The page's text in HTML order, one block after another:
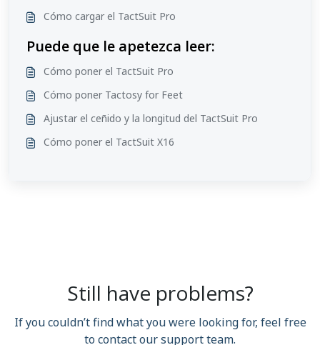
Cómo cargar el TactSuit Pro
Puede que le apetezca leer:
Cómo poner el TactSuit Pro
Cómo poner Tactosy for Feet
Ajustar el ceñido y la longitud del TactSuit Pro
Cómo poner el TactSuit X16
Still have problems?
If you couldn’t find what you were looking for, feel free
to contact our support team.